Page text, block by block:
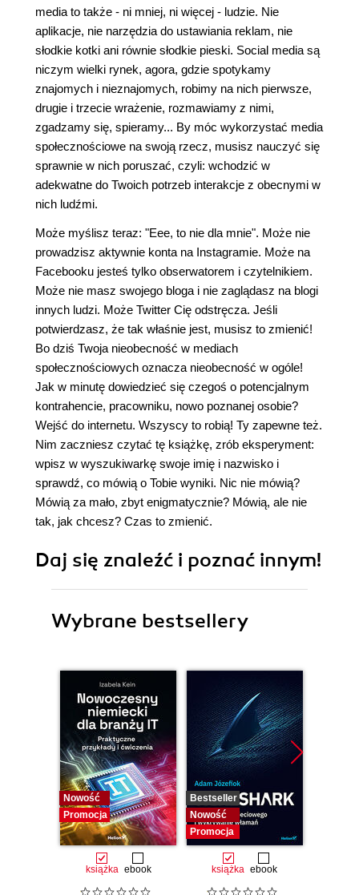
media to także - ni mniej, ni więcej - ludzie. Nie
aplikacje, nie narzędzia do ustawiania reklam, nie
słodkie kotki ani równie słodkie pieski. Social media są
niczym wielki rynek, agora, gdzie spotykamy
znajomych i nieznajomych, robimy na nich pierwsze,
drugie i trzecie wrażenie, rozmawiamy z nimi,
zgadzamy się, spieramy... By móc wykorzystać media
społecznościowe na swoją rzecz, musisz nauczyć się
sprawnie w nich poruszać, czyli: wchodzić w
adekwatne do Twoich potrzeb interakcje z obecnymi w
nich ludźmi.
Może myślisz teraz: "Eee, to nie dla mnie". Może nie
prowadzisz aktywnie konta na Instagramie. Może na
Facebooku jesteś tylko obserwatorem i czytelnikiem.
Może nie masz swojego bloga i nie zaglądasz na blogi
innych ludzi. Może Twitter Cię odstręcza. Jeśli
potwierdzasz, że tak właśnie jest, musisz to zmienić!
Bo dziś Twoja nieobecność w mediach
społecznościowych oznacza nieobecność w ogóle!
Jak w minutę dowiedzieć się czegoś o potencjalnym
kontrahencie, pracowniku, nowo poznanej osobie?
Wejść do internetu. Wszyscy to robią! Ty zapewne też.
Nim zaczniesz czytać tę książkę, zrób eksperyment:
wpisz w wyszukiwarkę swoje imię i nazwisko i
sprawdź, co mówią o Tobie wyniki. Nic nie mówią?
Mówią za mało, zbyt enigmatycznie? Mówią, ale nie
tak, jak chcesz? Czas to zmienić.
Daj się znaleźć i poznać innym!
Wybrane bestsellery
Nowość
Promocja
książka ebook
Bestseller
Nowość
Promocja
książka ebook